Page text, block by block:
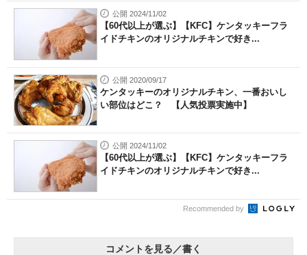
公開 2024/11/02
【60代以上が選ぶ】【KFC】ケンタッキーフラ
イドチキンのオリジナルチキンで好き...
公開 2020/09/17
ケンタッキーのオリジナルチキン、一番おいし
い部位はどこ？ 【人気投票実施中】
公開 2024/11/02
【60代以上が選ぶ】【KFC】ケンタッキーフラ
イドチキンのオリジナルチキンで好き...
Recommended by
コメントを見る／書く